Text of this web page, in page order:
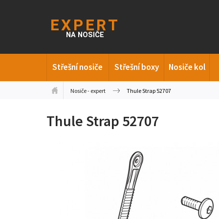
Střešní nosiče Střešní boxy Nosiče kol
Nosiče - expert Thule Strap 52707
Thule Strap 52707